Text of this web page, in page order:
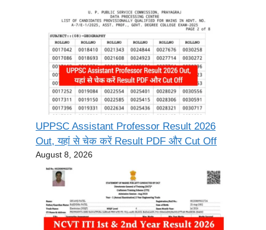
UPPSC Assistant Professor Result 2026
Out, यहां से चेक करें Result PDF और Cut Off
August 8, 2026